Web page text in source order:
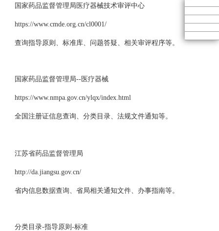
国家药品监督管理局医疗器械技术审评中心
https://www.cmde.org.cn/cl0001/
查询指导原则、标准库、问题答疑、相关审评程序等。
国家药品监督管理局--医疗器械
https://www.nmpa.gov.cn/ylqx/index.html
全国注册证信息查询、分类目录、法规文件通知等。
江苏省药品监督管理局
http://da.jiangsu.gov.cn/
省内信息数据查询、省局相关通知文件、办事指南等。
分类目录-指导原则-标准